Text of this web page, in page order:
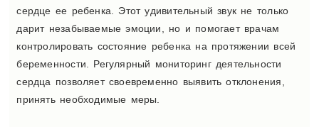
сердце ее ребенка. Этот удивительный звук не только
дарит незабываемые эмоции, но и помогает врачам
контролировать состояние ребенка на протяжении всей
беременности. Регулярный мониторинг деятельности
сердца позволяет своевременно выявить отклонения,
принять необходимые меры.